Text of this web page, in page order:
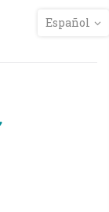
Español